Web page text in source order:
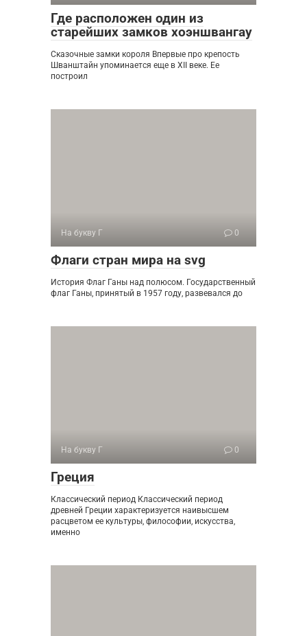
Где расположен один из
старейших замков хоэншвангау
Сказочные замки короля Впервые про крепость
Шванштайн упоминается еще в XII веке. Ее
построил
На букву Г 0
Флаги стран мира на svg
История Флаг Ганы над полюсом. Государственный
флаг Ганы, принятый в 1957 году, развевался до
На букву Г 0
Греция
Классический период Классический период
древней Греции характеризуется наивысшем
расцветом ее культуры, философии, искусства,
именно